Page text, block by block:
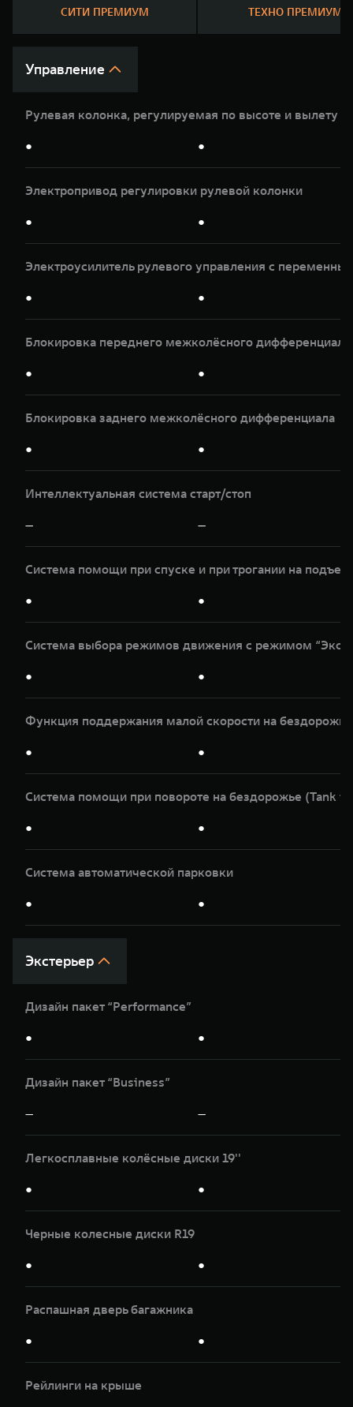
WEY 07 WEY 05
от 6 449 000 ₽ от 8 099
СИТИ ПРЕМИУМ ТЕХНО ПРЕМИУМ
Управление
Рулевая колонка, регулируемая по высоте и вылету
● ●
Электропривод регулировки рулевой колонки
● ●
Электроусилитель рулевого управления с
● ●
Блокировка переднего межколёсного дифференциала
● ●
Блокировка заднего межколёсного дифференциала
● ●
Интеллектуальная система старт/стоп
— —
Система помощи при спуске и при трогании на
● ●
Система выбора режимов движения с режимом
● ●
Функция поддержания малой скорости на
● ●
Система помощи при повороте на бездорожье (Tank
● ●
Система автоматической парковки
● ●
Экстерьер
Дизайн пакет “Performance”
● ●
Дизайн пакет “Business”
— —
Легкосплавные колёсные диски 19''
● ●
Черные колесные диски R19
● ●
Распашная дверь багажника
● ●
Рейлинги на крыше